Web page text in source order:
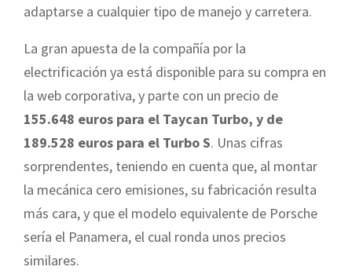
adaptarse a cualquier tipo de manejo y carretera.
La gran apuesta de la compañía por la
electrificación ya está disponible para su compra en
la web corporativa, y parte con un precio de
155.648 euros para el Taycan Turbo, y de
189.528 euros para el Turbo S. Unas cifras
sorprendentes, teniendo en cuenta que, al montar
la mecánica cero emisiones, su fabricación resulta
más cara, y que el modelo equivalente de Porsche
sería el Panamera, el cual ronda unos precios
similares.